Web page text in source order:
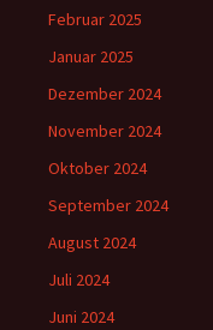
Februar 2025
Januar 2025
Dezember 2024
November 2024
Oktober 2024
September 2024
August 2024
Juli 2024
Juni 2024